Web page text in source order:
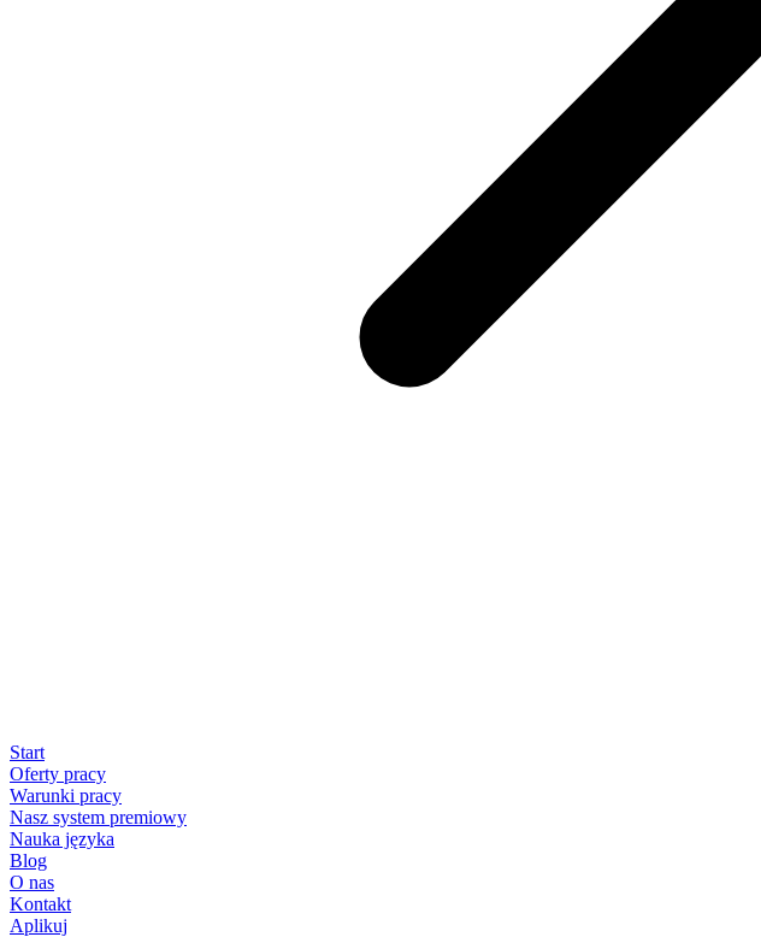
Start
Oferty pracy
Warunki pracy
Nasz system premiowy
Nauka języka
Blog
O nas
Kontakt
Aplikuj